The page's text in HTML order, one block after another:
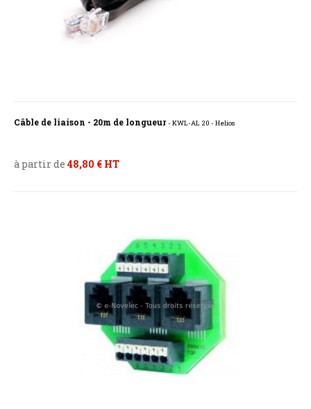
Câble de liaison - 20m de longueur- KWL-AL 20 - Helios
à partir de 48,80 € HT